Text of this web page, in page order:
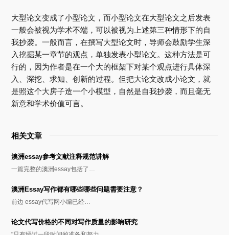
大型论文变成了小型论文，而小型论文在大型论文之后发表
一般会被视为学术不端，可以被视为上述第三种情形下的自
我抄袭。一般而言，在撰写大型论文时，导师会鼓励学生深
入挖掘某一章节的观点，单独发表小型论文。这种方法是可
行的，因为作者是在一个大的框架下对某个观点进行具体深
入、深挖、求知、创新的过程。但把大论文改成小论文，就
是照这个大房子造一个小模型，自然是自我抄袭，而且毫无
新意和学术价值可言。
相关文章
澳洲essay参考文献注释规范讲解
一篇完整的澳洲essay包括了…
澳洲Essay写作都有哪些哪些问题需要注意？
前边 essay代写网小编已经…
论文代写价格的不同对写作质量的影响研究